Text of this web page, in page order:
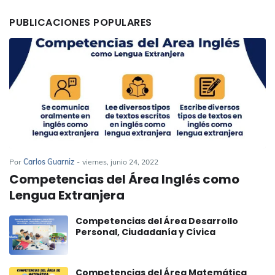
PUBLICACIONES POPULARES
Por Carlos Guarniz - viernes, junio 24, 2022
Competencias del Área Inglés como
Lengua Extranjera
Competencias del Área Desarrollo
Personal, Ciudadanía y Cívica
Competencias del Área Matemática